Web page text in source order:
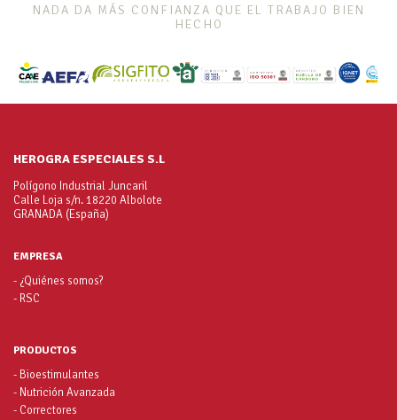
NADA DA MÁS CONFIANZA QUE EL TRABAJO BIEN
HECHO
HEROGRA ESPECIALES S.L
Polígono Industrial Juncaril
Calle Loja s/n. 18220 Albolote
GRANADA (España)
EMPRESA
- ¿Quiénes somos?
- RSC
PRODUCTOS
- Bioestimulantes
- Nutrición Avanzada
- Correctores